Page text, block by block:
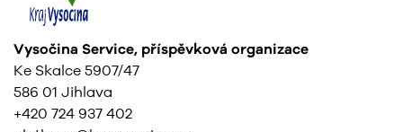
Vysočina Service, příspěvková organizace
Ke Skalce 5907/47
586 01 Jihlava
+420 724 937 402